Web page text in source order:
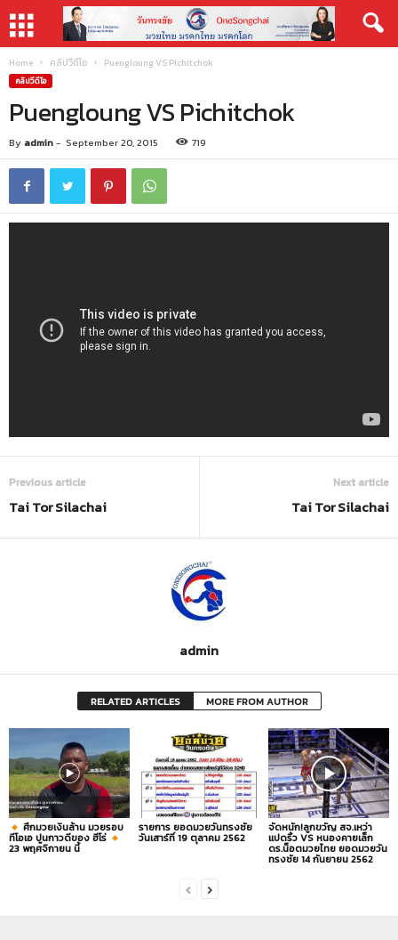
Home คลิปวีดีโอ Puengloung VS Pichitchok
คลิปวีดีโอ
Puengloung VS Pichitchok
By admin- September 20, 2015 719
Previous article
Tai Tor Silachai
Next article
Tai Tor Silachai
admin
RELATED ARTICLES MORE FROM AUTHOR
ศึกมวยเงินล้าน มวยรอบ
ทีโอเอ ปูนกาวดีของ ฮีโร่
23 พฤศจิกายน นี้
รายการ ยอดมวยวันทรงชัย
วันเสาร์ที่ 19 ตุลาคม 2562
จัดหนัก!ลูกขวัญ สจ.เหว่า
แปดริ้ว VS หนองคายเล็ก
ดร.น็อตมวยไทย ยอดมวยวัน
ทรงชัย 14 กันยายน 2562